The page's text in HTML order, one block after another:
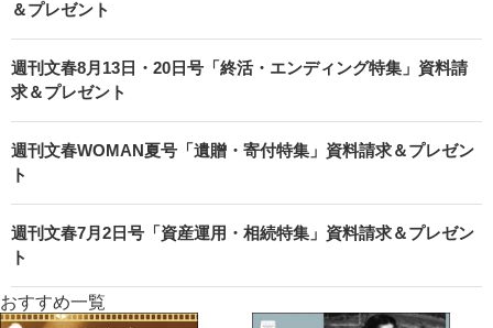
＆プレゼント
週刊文春8月13日・20日号「終活・エンディング特集」資料請
求＆プレゼント
週刊文春WOMAN夏号「遺贈・寄付特集」資料請求＆プレゼン
ト
週刊文春7月2日号「資産運用・相続特集」資料請求＆プレゼン
ト
おすすめ一覧